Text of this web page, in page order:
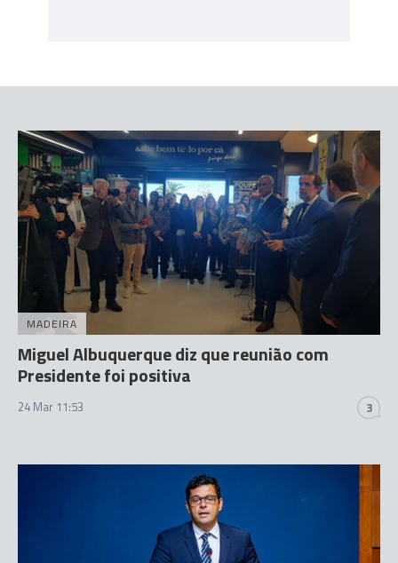
MADEIRA
Miguel Albuquerque diz que reunião com
Presidente foi positiva
24 Mar 11:53 3